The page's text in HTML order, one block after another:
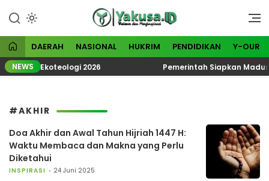
konten
Yakusa
Visioner dan Menginspirasi
DAERAH NASIONAL HUKRIM PENDIDIKAN Y-OUR
NEWSEkoteologi 2026 Pemerintah Siapkan
#AKHIR
Doa Akhir dan Awal Tahun Hijriah 1447 H:
Waktu Membaca dan Makna yang Perlu
Diketahui
INSPIRASI 24 Juni 2025